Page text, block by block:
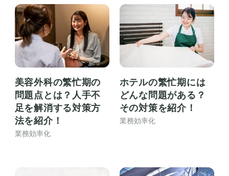
美容外科の繁忙期の
問題点とは？人手不
足を解消する対策方
法を紹介！
業務効率化
ホテルの繁忙期には
どんな問題がある？
その対策を紹介！
業務効率化